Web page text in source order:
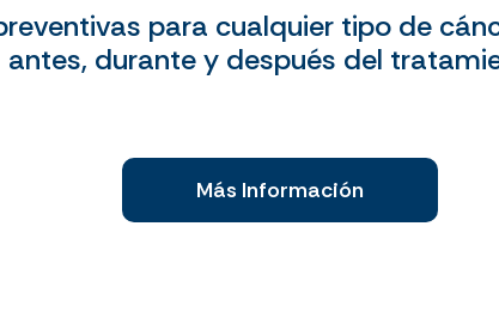
para cualquier tipo de
antes, durante y después del
Más Información